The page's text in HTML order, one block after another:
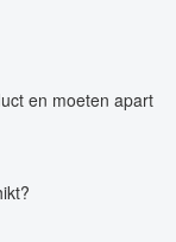
en moeten apart